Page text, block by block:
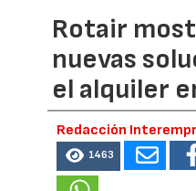
Rotair
nuevas
el alquiler
Redacción
1463